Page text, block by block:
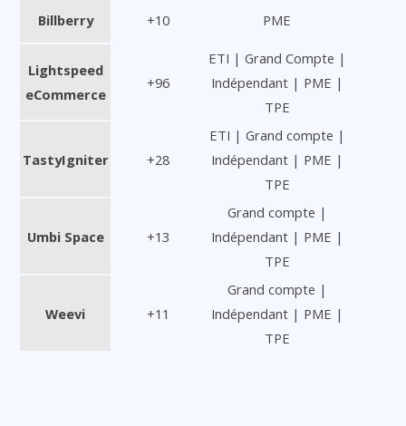
Billberry +10 PME
Lightspeed
eCommerce
+96
ETI | Grand Compte |
Indépendant | PME |
TPE
TastyIgniter +28
ETI | Grand compte |
Indépendant | PME |
TPE
Umbi Space +13
Grand compte |
Indépendant | PME |
TPE
Weevi +11
Grand compte |
Indépendant | PME |
TPE